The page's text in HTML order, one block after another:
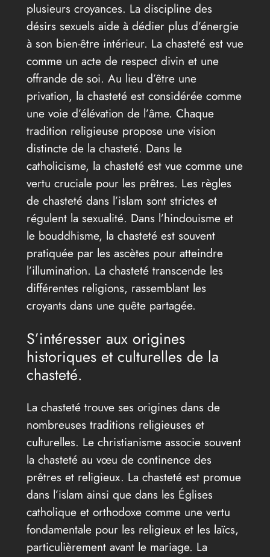
plusieurs croyances. La discipline des
désirs sexuels aide à dédier plus d’énergie
à son bien-être intérieur. La chasteté est vue
comme un acte de respect divin et une
offrande de soi. Au lieu d’être une
privation, la chasteté est considérée comme
une voie d’élévation de l’âme. Chaque
tradition religieuse propose une vision
distincte de la chasteté. Dans le
catholicisme, la chasteté est vue comme une
vertu cruciale pour les prêtres. Les règles
de chasteté dans l’islam sont strictes et
régulent la sexualité. Dans l’hindouisme et
le bouddhisme, la chasteté est souvent
pratiquée par les ascètes pour atteindre
l’illumination. La chasteté transcende les
différentes religions, rassemblant les
croyants dans une quête partagée.
S’intéresser aux origines
historiques et culturelles de la
chasteté.
La chasteté trouve ses origines dans de
nombreuses traditions religieuses et
culturelles. Le christianisme associe souvent
la chasteté au vœu de continence des
prêtres et religieux. La chasteté est promue
dans l’islam ainsi que dans les Églises
catholique et orthodoxe comme une vertu
fondamentale pour les religieux et les laïcs,
particulièrement avant le mariage. La